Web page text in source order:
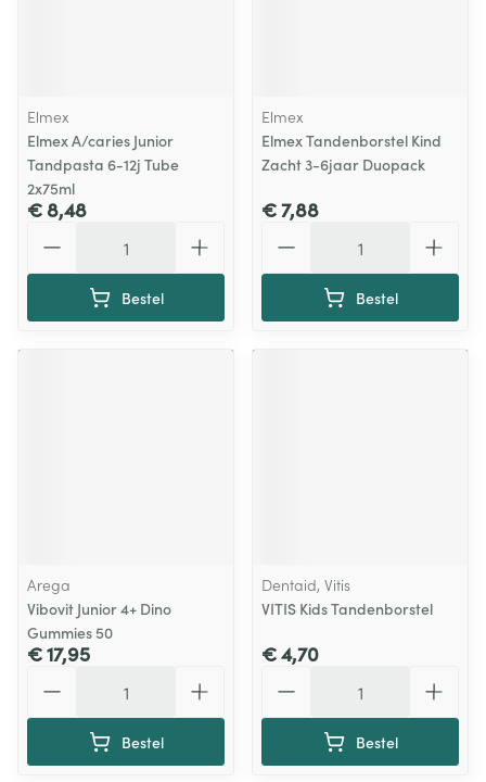
Elmex
Elmex A/caries Junior
Tandpasta 6-12j Tube
2x75ml
€ 8,48
Bestel
Elmex
Elmex Tandenborstel Kind
Zacht 3-6jaar Duopack
€ 7,88
Bestel
Arega
Vibovit Junior 4+ Dino
Gummies 50
€ 17,95
Bestel
Dentaid, Vitis
VITIS Kids Tandenborstel
€ 4,70
Bestel